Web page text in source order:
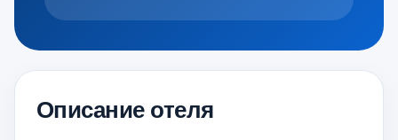
Описание отеля